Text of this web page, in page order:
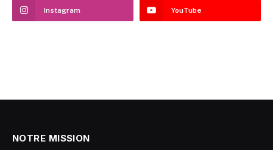
Instagram YouTube
NOTRE MISSION